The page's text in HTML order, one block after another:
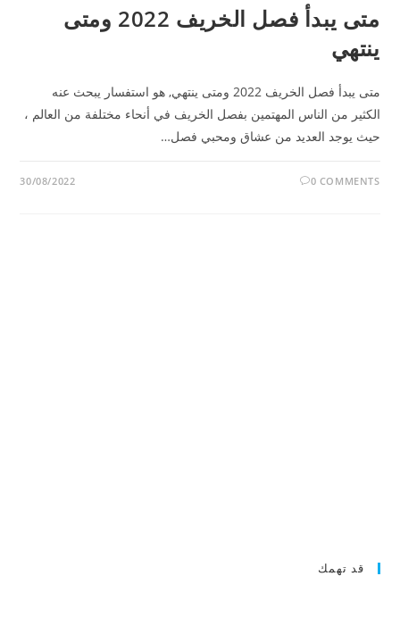
متى يبدأ فصل الخريف 2022 ومتى
ينتهي
متى يبدأ فصل الخريف 2022 ومتى ينتهي, هو استفسار يبحث عنه
الكثير من الناس المهتمين بفصل الخريف في أنحاء مختلفة من العالم ،
حيث يوجد العديد من عشاق ومحبي فصل…
0 COMMENTS
30/08/2022
قد تهمك